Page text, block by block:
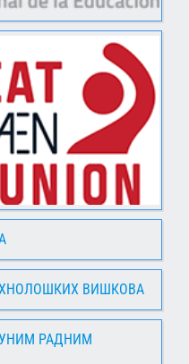
ВИШКОВА
РАДНИМ